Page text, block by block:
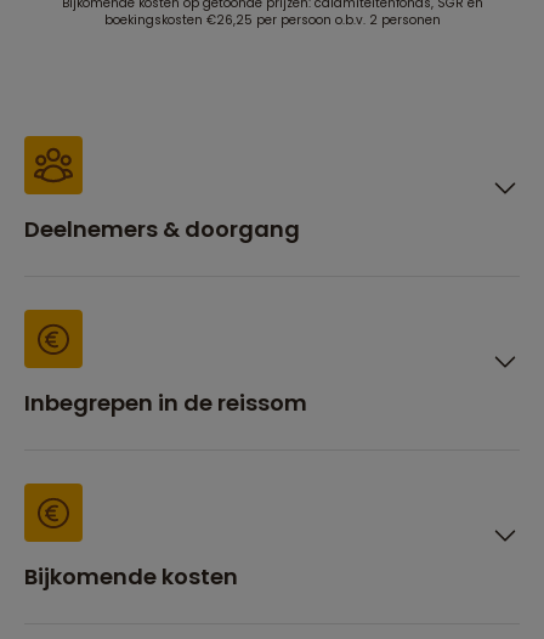
boekingskosten €26,25 per persoon o.b.v. 2 personen
Deelnemers & doorgang
Inbegrepen in de reissom
Bijkomende kosten